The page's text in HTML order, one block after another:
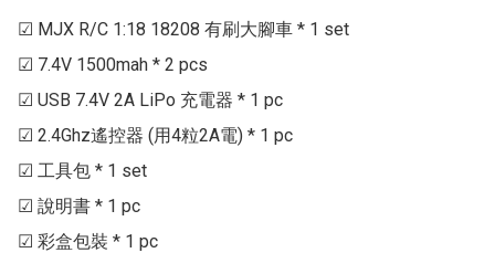
☑ MJX R/C 1:18 18208 有刷大腳車 * 1 set
☑ 7.4V 1500mah * 2 pcs
☑ USB 7.4V 2A LiPo 充電器 * 1 pc
☑ 2.4Ghz遙控器 (用4粒2A電) * 1 pc
☑ 工具包 * 1 set
☑ 說明書 * 1 pc
☑ 彩盒包裝 * 1 pc